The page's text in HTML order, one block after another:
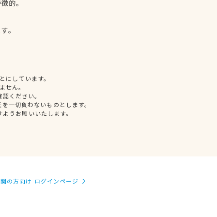
的。
。
しています。
せん。
ください。
一切負わないものとします。
うお願いいたします。
の方向け ログインページ